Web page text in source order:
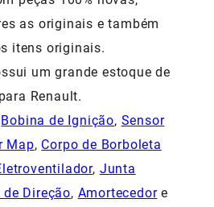
as originais e também
itens originais.
um grande estoque de
Renault.
Bobina de Ignição, Sensor
Map, Corpo de Borboleta
, Junta
de Direção, Amortecedore